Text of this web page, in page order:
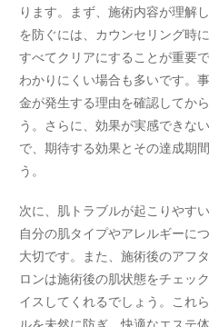
ります。まず、施術内容が理解
を防ぐには、カウンセリング時
すべてクリアにすることが重要
わかりにくい場合も多いです。
金が発生する理由を確認してか
う。さらに、効果が実感できな
で、期待する効果とその達成期
う。
次に、肌トラブルが起こりやす
自分の肌タイプやアレルギーに
大切です。また、施術後のアフ
ロンは施術後の肌状態をチェッ
イスしてくれるでしょう。これ